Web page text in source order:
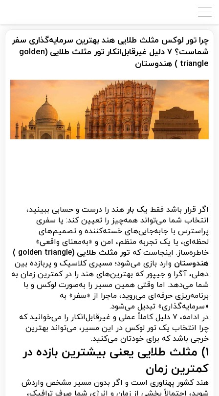
چرا تور لوکس مثلث طلایی هند بهترین سرمایه‌گذاری سفر
شماست؟ 7 دلیل غیرقابل‌انکار تور مثلث طلایی (golden
triangle ) هندوستان
اگر قرار باشد فقط یک بار هند را درست و حسابی ببینید،
انتخاب شما می‌تواند همه‌چیز را تعیین کند: یا سفری
پراسترس با جابه‌جایی‌های خسته‌کننده و تصمیم‌های
لحظه‌ای، یا یک تجربه منظم، امن و «به‌معنای واقعی»
خاطره‌ساز. اینجاست که
تور مثلث طلایی (golden triangle )
هندوستان وارد بازی می‌شود؛ مسیری کلاسیک و پربازده بین
دهلی، آگرا و جیپور که بهترین‌های هند را در کمترین زمان به
شما می‌دهد. اما وقتی همین مسیر را به‌صورت لوکس و با
برنامه‌ریزی حرفه‌ای می‌روید، ماجرا از «سفر» به
«سرمایه‌گذاری» تبدیل می‌شود.
در ادامه، ۷ دلیل کاملاً عملی و غیرقابل‌انکار را می‌خوانید که
چرا انتخاب یک تور لوکس در این مسیر، می‌تواند بهترین
خرجی باشد که برای خودتان می‌کنید.
۱) مثلث طلایی یعنی بیشترین بازده در
کمترین زمان
هند کشور پهناوری است و اگر بدون مسیر مشخص واردش
شوید، احتمالاً بخشی از زمان و انرژی شما صرف ترافیک،